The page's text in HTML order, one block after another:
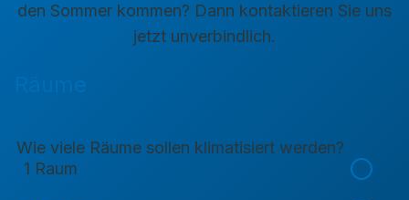
den Sommer kommen? Dann kontaktieren Sie uns
jetzt unverbindlich.
Wie viele Räume sollen klimatisiert werden?
1 Raum